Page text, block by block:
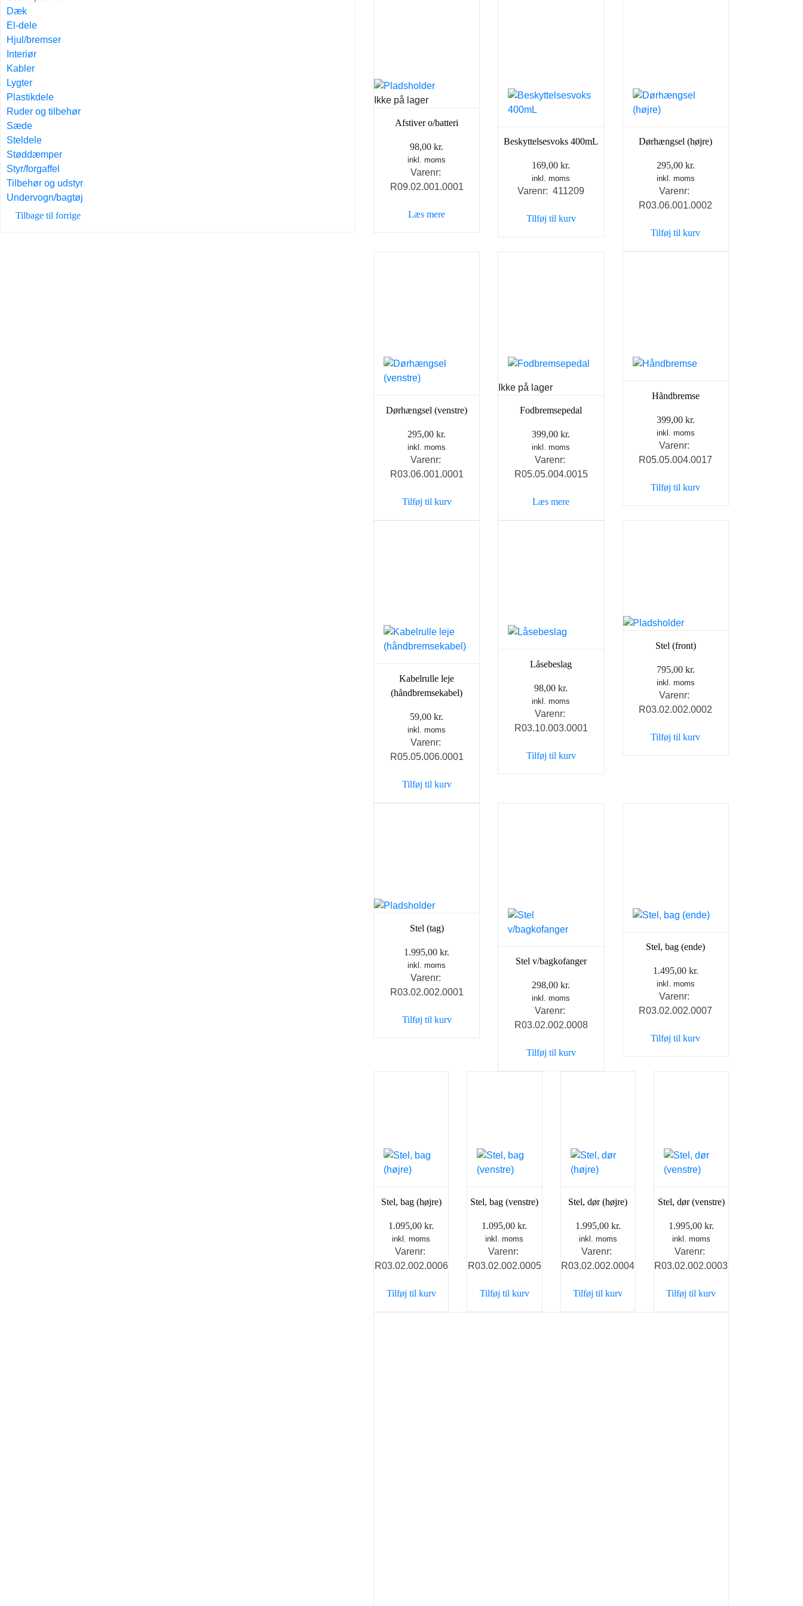
Dæk
El-dele
Hjul/bremser
Interiør
Kabler
Lygter
Plastikdele
Ruder og tilbehør
Sæde
Steldele
Støddæmper
Styr/forgaffel
Tilbehør og udstyr
Undervogn/bagtøj
Tilbage til forrige
Ikke på lager
Afstiver o/batteri
98,00kr.
inkl. moms
Varenr:
R09.02.001.0001
Læs mere
Beskyttelsesvoks 400mL
169,00kr.
inkl. moms
Varenr: 411209
Tilføj til kurv
Dørhængsel (højre)
295,00 kr.
inkl. moms
Varenr:
R03.06.001.0002
Tilføj til kurv
Dørhængsel (venstre)
295,00kr.
inkl. moms
Varenr:
R03.06.001.0001
Tilføj til kurv
Ikke på lager
Fodbremsepedal
399,00kr.
inkl. moms
Varenr:
R05.05.004.0015
Læs mere
Håndbremse
399,00 kr.
inkl. moms
Varenr:
R05.05.004.0017
Tilføj til kurv
Kabelrulle leje
(håndbremsekabel)
59,00kr.
inkl. moms
Varenr:
R05.05.006.0001
Tilføj til kurv
Låsebeslag
98,00kr.
inkl. moms
Varenr:
R03.10.003.0001
Tilføj til kurv
Stel (front)
795,00 kr.
inkl. moms
Varenr:
R03.02.002.0002
Tilføj til kurv
Stel (tag)
1.995,00kr.
inkl. moms
Varenr:
R03.02.002.0001
Tilføj til kurv
Stel v/bagkofanger
298,00kr.
inkl. moms
Varenr:
R03.02.002.0008
Tilføj til kurv
Stel, bag (ende)
1.495,00 kr.
inkl. moms
Varenr:
R03.02.002.0007
Tilføj til kurv
Stel, bag (højre)
1.095,00kr.
inkl. moms
Varenr:
R03.02.002.0006
Tilføj til kurv
Stel, bag (venstre)
1.095,00kr.
inkl. moms
Varenr:
R03.02.002.0005
Tilføj til kurv
Stel, dør (højre)
1.995,00 kr.
inkl. moms
Varenr:
R03.02.002.0004
Tilføj til kurv
Stel, dør (venstre)
1.995,00 kr.
inkl. moms
Varenr:
R03.02.002.0003
Tilføj til kurv